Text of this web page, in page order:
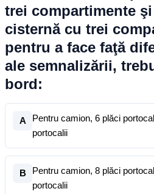
trei compartimente
cisternă cu trei
pentru a face faţă
ale semnalizării,
bord:
A
Pentru camion, 6 plăci
portocalii
B
Pentru camion, 8 plăci
portocalii